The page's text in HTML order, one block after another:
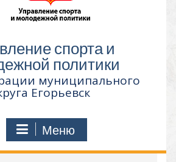
спорта и
политики
муниципального
Егорьевск
Меню